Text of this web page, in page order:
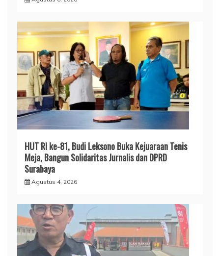
HUT RI ke-81, Budi Leksono Buka Kejuaraan Tenis
Meja, Bangun Solidaritas Jurnalis dan DPRD
Surabaya
Agustus 4, 2026